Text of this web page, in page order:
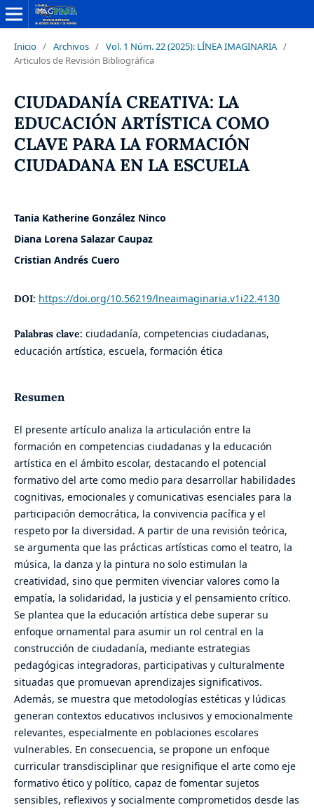
Inicio / Archivos / Vol. 1 Núm. 22 (2025): LÍNEA IMAGINARIA /
Articulos de Revisión Bibliográfica
CIUDADANÍA CREATIVA: LA
EDUCACIÓN ARTÍSTICA COMO
CLAVE PARA LA FORMACIÓN
CIUDADANA EN LA ESCUELA
Tania Katherine González Ninco
Diana Lorena Salazar Caupaz
Cristian Andrés Cuero
DOI: https://doi.org/10.56219/lneaimaginaria.v1i22.4130
Palabras clave: ciudadanía, competencias ciudadanas,
educación artística, escuela, formación ética
Resumen
El presente artículo analiza la articulación entre la
formación en competencias ciudadanas y la educación
artística en el ámbito escolar, destacando el potencial
formativo del arte como medio para desarrollar habilidades
cognitivas, emocionales y comunicativas esenciales para la
participación democrática, la convivencia pacífica y el
respeto por la diversidad. A partir de una revisión teórica,
se argumenta que las prácticas artísticas como el teatro, la
música, la danza y la pintura no solo estimulan la
creatividad, sino que permiten vivenciar valores como la
empatía, la solidaridad, la justicia y el pensamiento crítico.
Se plantea que la educación artística debe superar su
enfoque ornamental para asumir un rol central en la
construcción de ciudadanía, mediante estrategias
pedagógicas integradoras, participativas y culturalmente
situadas que promuevan aprendizajes significativos.
Además, se muestra que metodologías estéticas y lúdicas
generan contextos educativos inclusivos y emocionalmente
relevantes, especialmente en poblaciones escolares
vulnerables. En consecuencia, se propone un enfoque
curricular transdisciplinar que resignifique el arte como eje
formativo ético y político, capaz de fomentar sujetos
sensibles, reflexivos y socialmente comprometidos desde las